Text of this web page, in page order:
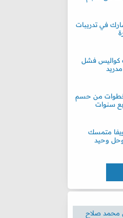
في تدريبات
كواليس فشل
من حسم
سنوات
متمسك
وحيد
محمد صلاح